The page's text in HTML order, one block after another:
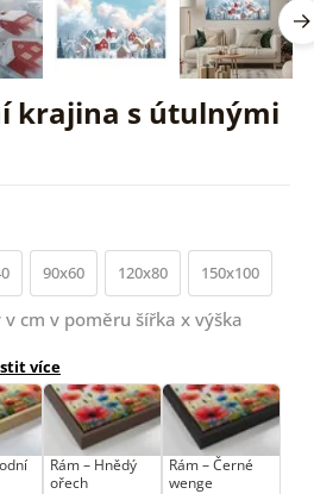
krajina s útulnými
90x60 120x80 150x100
cm v poměru šířka x výška
více
Rám –⁠⁠⁠⁠⁠⁠ Hnědý
ořech
Rám –⁠⁠⁠⁠⁠⁠ Černé
wenge